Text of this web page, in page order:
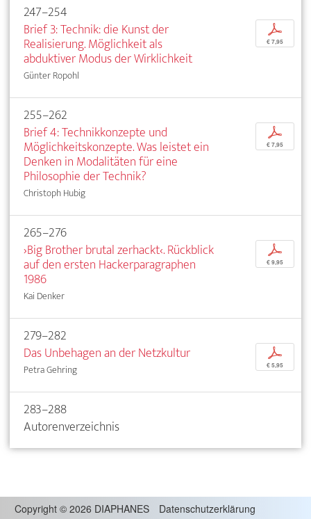
247–254
Brief 3: Technik: die Kunst der
Realisierung. Möglichkeit als
abduktiver Modus der Wirklichkeit
Günter Ropohl
p
€ 7,95
255–262
Brief 4: Technikkonzepte und
Möglichkeitskonzepte. Was leistet ein
Denken in Modalitäten für eine
Philosophie der Technik?
Christoph Hubig
p
€ 7,95
265–276
›Big Brother brutal zerhackt‹. Rückblick
auf den ersten Hackerparagraphen
1986
Kai Denker
p
€ 9,95
279–282
Das Unbehagen an der Netzkultur
Petra Gehring
p
€ 5,95
283–288
Autorenverzeichnis
Copyright © 2026 DIAPHANES Datenschutzerklärung